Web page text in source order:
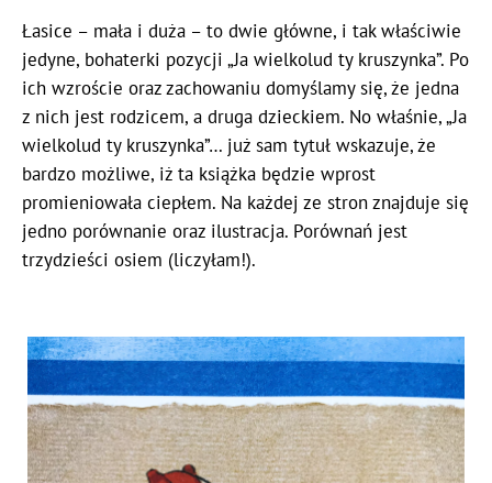
Łasice – mała i duża – to dwie główne, i tak właściwie
jedyne, bohaterki pozycji „Ja wielkolud ty kruszynka”. Po
ich wzroście oraz zachowaniu domyślamy się, że jedna
z nich jest rodzicem, a druga dzieckiem. No właśnie, „Ja
wielkolud ty kruszynka”… już sam tytuł wskazuje, że
bardzo możliwe, iż ta książka będzie wprost
promieniowała ciepłem. Na każdej ze stron znajduje się
jedno porównanie oraz ilustracja. Porównań jest
trzydzieści osiem (liczyłam!).